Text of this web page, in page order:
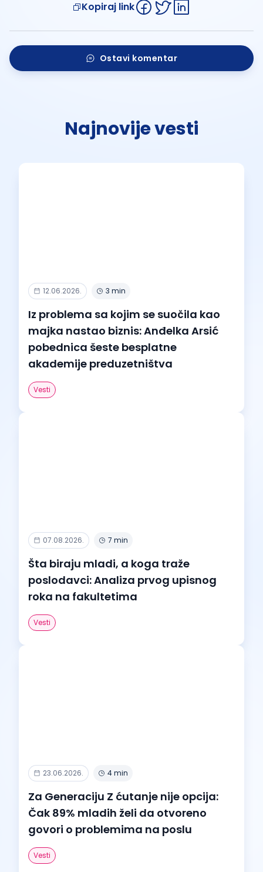
Kopiraj link
Ostavi komentar
Najnovije vesti
12.06.2026. 3 min
Iz problema sa kojim se suočila kao
majka nastao biznis: Anđelka Arsić
pobednica šeste besplatne
akademije preduzetništva
Vesti
07.08.2026. 7 min
Šta biraju mladi, a koga traže
poslodavci: Analiza prvog upisnog
roka na fakultetima
Vesti
23.06.2026. 4 min
Za Generaciju Z ćutanje nije opcija:
Čak 89% mladih želi da otvoreno
govori o problemima na poslu
Vesti